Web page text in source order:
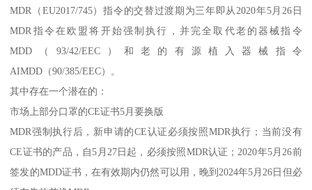
MDR（EU2017/745）指令的交替过渡期为三年即从2020年5月26日
MDR指令在欧盟将开始强制执行，并完全取代老的器械指令
MDD（93/42/EEC）和老的有源植入器械指令
AIMDD（90/385/EEC）。
其中存在一个潜在的：
市场上部分口罩的CE证书5月要换版
MDR强制执行后，新申请的CE认证必须按照MDR执行；当前没有
CE证书的产品，自5月27日起，必须按照MDR认证；2020年5月26前
签发的MDD证书，在有效期内仍然可以用，晚到2024年5月26日但必